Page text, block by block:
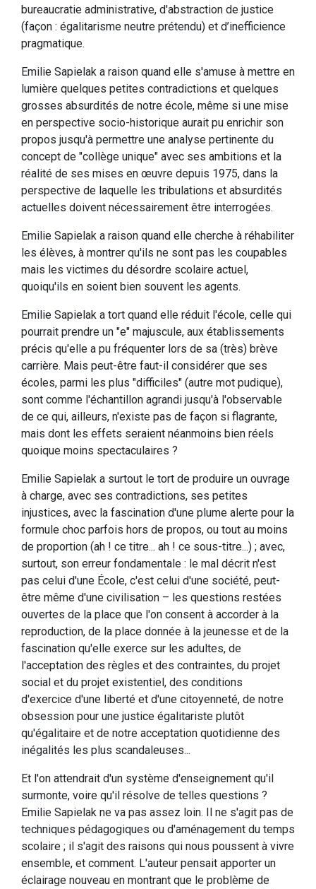
bureaucratie administrative, d'abstraction de justice
(façon : égalitarisme neutre prétendu) et d’inefficience
pragmatique.
Emilie Sapielak a raison quand elle s'amuse à mettre en
lumière quelques petites contradictions et quelques
grosses absurdités de notre école, même si une mise
en perspective socio-historique aurait pu enrichir son
propos jusqu'à permettre une analyse pertinente du
concept de "collège unique" avec ses ambitions et la
réalité de ses mises en œuvre depuis 1975, dans la
perspective de laquelle les tribulations et absurdités
actuelles doivent nécessairement être interrogées.
Emilie Sapielak a raison quand elle cherche à réhabiliter
les élèves, à montrer qu'ils ne sont pas les coupables
mais les victimes du désordre scolaire actuel,
quoiqu'ils en soient bien souvent les agents.
Emilie Sapielak a tort quand elle réduit l'école, celle qui
pourrait prendre un "e" majuscule, aux établissements
précis qu'elle a pu fréquenter lors de sa (très) brève
carrière. Mais peut-être faut-il considérer que ses
écoles, parmi les plus "difficiles" (autre mot pudique),
sont comme l'échantillon agrandi jusqu'à l'observable
de ce qui, ailleurs, n'existe pas de façon si flagrante,
mais dont les effets seraient néanmoins bien réels
quoique moins spectaculaires ?
Emilie Sapielak a surtout le tort de produire un ouvrage
à charge, avec ses contradictions, ses petites
injustices, avec la fascination d'une plume alerte pour la
formule choc parfois hors de propos, ou tout au moins
de proportion (ah ! ce titre... ah ! ce sous-titre...) ; avec,
surtout, son erreur fondamentale : le mal décrit n'est
pas celui d'une École, c'est celui d'une société, peut-
être même d'une civilisation – les questions restées
ouvertes de la place que l'on consent à accorder à la
reproduction, de la place donnée à la jeunesse et de la
fascination qu'elle exerce sur les adultes, de
l'acceptation des règles et des contraintes, du projet
social et du projet existentiel, des conditions
d'exercice d'une liberté et d'une citoyenneté, de notre
obsession pour une justice égalitariste plutôt
qu'égalitaire et de notre acceptation quotidienne des
inégalités les plus scandaleuses...
Et l'on attendrait d'un système d'enseignement qu'il
surmonte, voire qu'il résolve de telles questions ?
Emilie Sapielak ne va pas assez loin. Il ne s'agit pas de
techniques pédagogiques ou d'aménagement du temps
scolaire ; il s'agit des raisons qui nous poussent à vivre
ensemble, et comment. L'auteur pensait apporter un
éclairage nouveau en montrant que le problème de